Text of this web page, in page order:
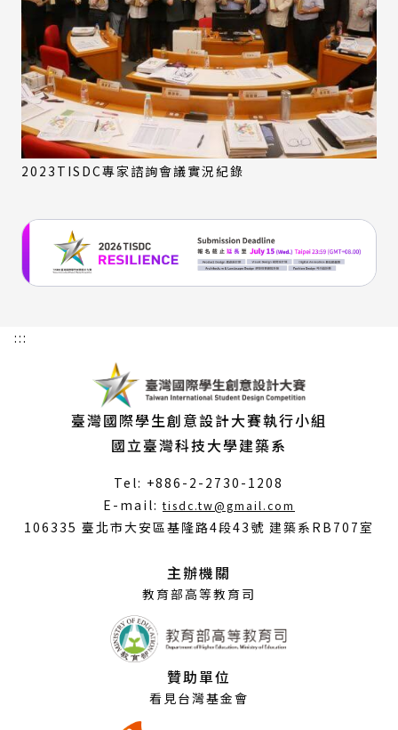
2023TISDC專家諮詢會議實況紀錄
:::
臺灣國際學生創意設計大賽執行小組
國立臺灣科技大學建築系
Tel: +886-2-2730-1208
E-mail:tisdc.tw@gmail.com
開
106335 臺北市大安區基隆路4段43號 建築系RB707室
主辦機關
教育部高等教育司
贊助單位
看見台灣基金會